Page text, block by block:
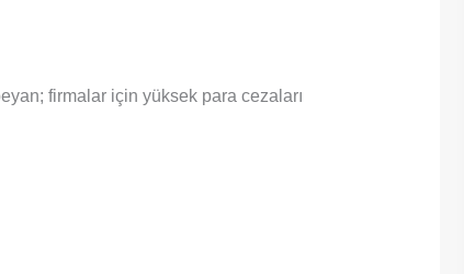
firmalar için yüksek para cezaları